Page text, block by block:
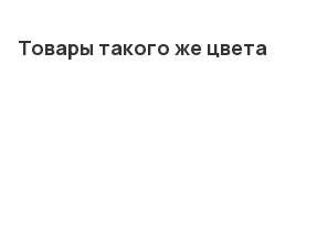
Товары такого же цвета